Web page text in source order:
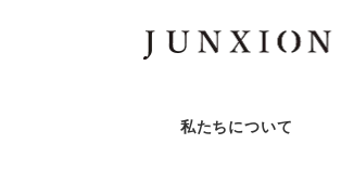
私たちについて